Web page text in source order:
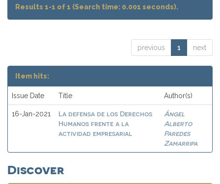
Results 1-1 of 1 (Search time: 0.001 seconds).
previous 1 next
Item hits:
Issue Date Title Author(s)
16-Jan-2021
La defensa de los Derechos
Humanos frente a la
actividad empresarial
Ángel
Alberto
Paredes
Zamarripa
Discover